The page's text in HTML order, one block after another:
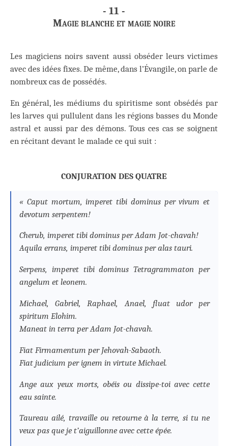
- 11 -
Magie blanche et magie noire
Les magiciens noirs savent aussi obséder leurs victimes
avec des idées fixes. De même, dans l’Évangile, on parle de
nombreux cas de possédés.
En général, les médiums du spiritisme sont obsédés par
les larves qui pullulent dans les régions basses du Monde
astral et aussi par des démons. Tous ces cas se soignent
en récitant devant le malade ce qui suit :
CONJURATION DES QUATRE
« Caput mortum, imperet tibi dominus per vivum et
devotum serpentem!
Cherub, imperet tibi dominus per Adam Jot-chavah!
Aquila errans, imperet tibi dominus per alas tauri.
Serpens, imperet tibi dominus Tetragrammaton per
angelum et leonem.
Michael, Gabriel, Raphael, Anael, fluat udor per
spiritum Elohim.
Maneat in terra per Adam Jot-chavah.
Fiat Firmamentum per Jehovah-Sabaoth.
Fiat judicium per ignem in virtute Michael.
Ange aux yeux morts, obéis ou dissipe-toi avec cette
eau sainte.
Taureau ailé, travaille ou retourne à la terre, si tu ne
veux pas que je t’aiguillonne avec cette épée.